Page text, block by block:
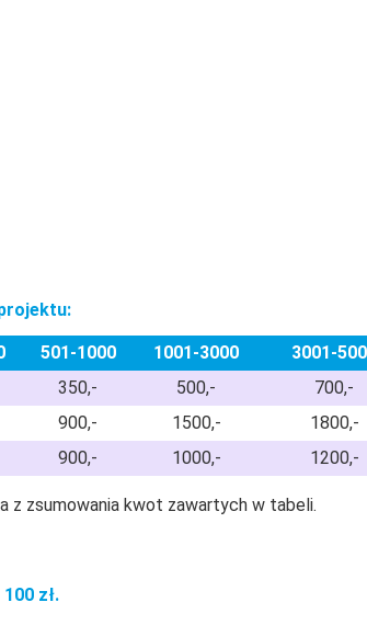
501-1000 1001-3000 3001-
350,- 500,- 700,-
900,- 1500,- 1800,-
900,- 1000,- 1200,-
z zsumowania kwot zawartych w tabeli.
zł.